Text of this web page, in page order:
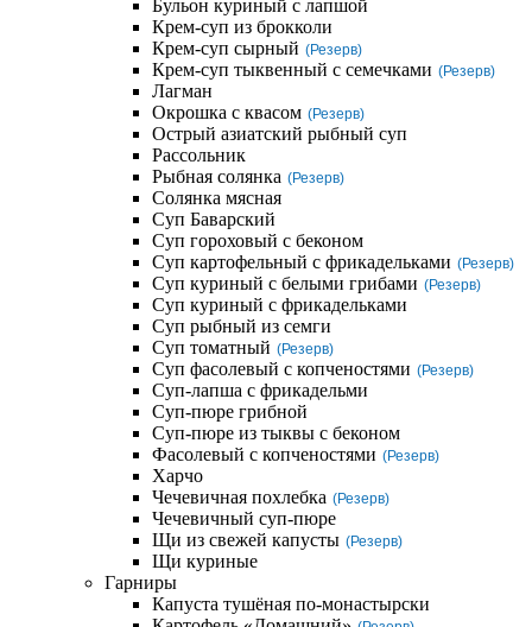
Бульон куриный с лапшой
Крем-суп из брокколи
Крем-суп сырный (Резерв)
Крем-суп тыквенный с семечками (Резерв)
Лагман
Окрошка с квасом (Резерв)
Острый азиатский рыбный суп
Рассольник
Рыбная солянка (Резерв)
Солянка мясная
Суп Баварский
Суп гороховый с беконом
Суп картофельный с фрикадельками (Резерв)
Суп куриный с белыми грибами (Резерв)
Суп куриный с фрикадельками
Суп рыбный из семги
Суп томатный (Резерв)
Суп фасолевый с копченостями (Резерв)
Суп-лапша с фрикадельми
Суп-пюре грибной
Суп-пюре из тыквы с беконом
Фасолевый с копченостями (Резерв)
Харчо
Чечевичная похлебка (Резерв)
Чечевичный суп-пюре
Щи из свежей капусты (Резерв)
Щи куриные
Гарниры
Капуста тушёная по-монастырски